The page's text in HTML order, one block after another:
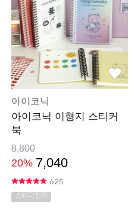
아이코닉
아이코닉 이형지 스티커
북
8,800
20% 7,040
625
스테디셀러